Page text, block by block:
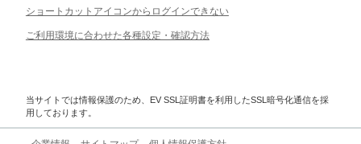
ショートカットアイコンからログインできない
ご利用環境に合わせた各種設定・確認方法
当サイトでは情報保護のため、EV SSL証明書を利用したSSL暗号化通信を採
用しております。